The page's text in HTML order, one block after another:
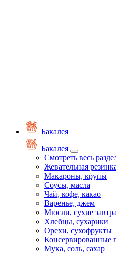
Бакалея
Бакалея
Смотреть весь
Жевательная
Макароны, крупы
Соусы, масла
Чай, кофе, какао
Варенье, джем
Мюсли, сухие
Хлебцы, сухарики
Орехи, сухофрукты
Консервированные
Мука, соль, сахар